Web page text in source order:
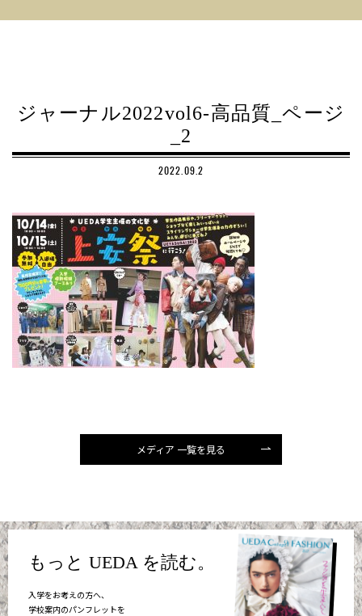
ジャーナル2022vol6-高品質_ページ
_2
2022.09.2
メディア 一覧を見る
もっと UEDA を読む。
入学をお考えの方へ、
学校案内のパンフレットを